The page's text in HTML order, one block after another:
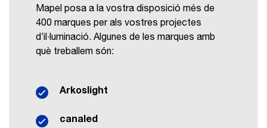
Mapel posa a la vostra disposició més de
400 marques per als vostres projectes
d’il·luminació. Algunes de les marques amb
què treballem són:
Arkoslight
canaled